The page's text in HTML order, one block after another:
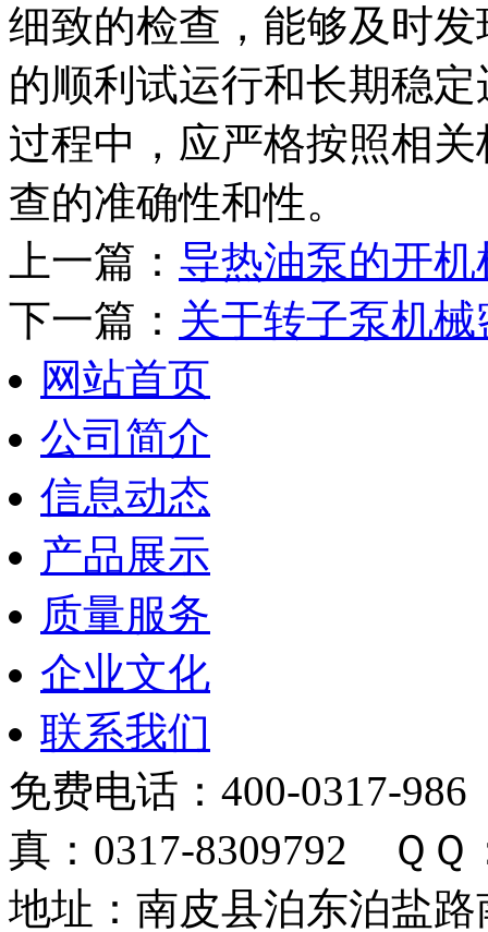
细致的检查，能够及时
的顺利试运行和长期稳
过程中，应严格按照相
查的准确性和性。
上一篇： 导热油泵的开
下一篇： 关于转子泵机
网站首页
公司简介
信息动态
产品展示
质量服务
企业文化
联系我们
免费电话：400-0317-
真：0317-8309792 ＱＱ
地址：南皮县泊东泊盐